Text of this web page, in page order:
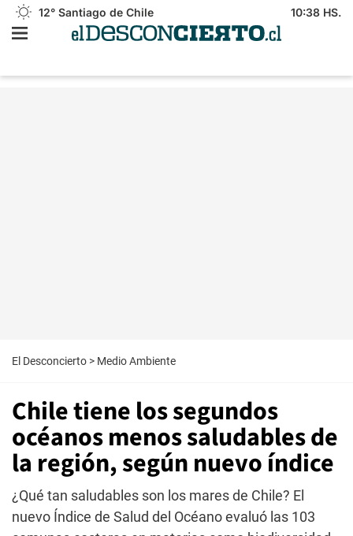
12° Santiago de Chile 10:38 HS.
El Desconcierto > Medio Ambiente
Chile tiene los segundos
océanos menos saludables de
la región, según nuevo índice
¿Qué tan saludables son los mares de Chile? El
nuevo Índice de Salud del Océano evaluó las 103